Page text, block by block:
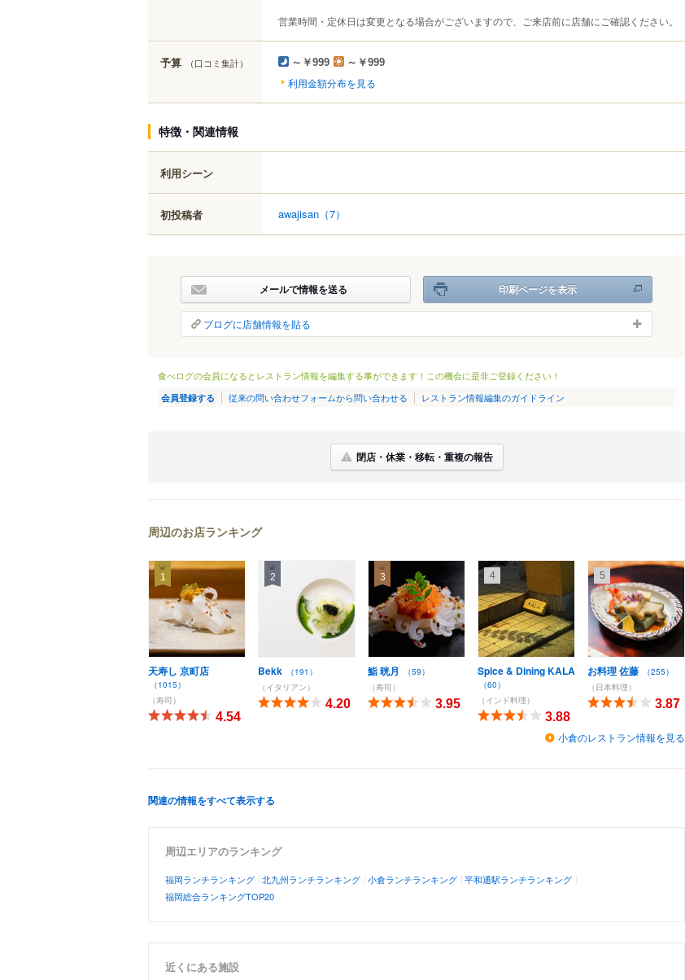
営業時間・定休日は変更となる場合がございますので、ご来店前に店舗にご確認ください。
予算 （口コミ集計） ～￥999 ～￥999
利用金額分布を見る
特徴・関連情報
利用シーン
初投稿者 awajisan （7）
メールで情報を送る 印刷ページを表示
ブログに店舗情報を貼る
食べログの会員になるとレストラン情報を編集する事ができます！この機会に是非ご登録ください！
会員登録する 従来の問い合わせフォームから問い合わせる レストラン情報編集のガイドライン
閉店・休業・移転・重複の報告
周辺のお店ランキング
1
天寿し 京町店
（1015）
（寿司）
4.54
2
Bekk
（191）
（イタリアン）
4.20
3
鮨 晄月
（59）
（寿司）
3.95
4
Spice & Dining KALA
（60）
（インド料理）
3.88
5
お料理 佐藤
（255）
（日本料理）
3.87
小倉のレストラン情報を見る
関連の情報をすべて表示する
周辺エリアのランキング
福岡ランチランキング 北九州ランチランキング 小倉ランチランキング 平和通駅ランチランキング
福岡総合ランキングTOP20
近くにある施設